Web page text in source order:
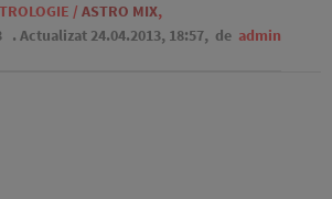
/ ASTRO MIX,
. Actualizat 24.04.2013, 18:57, de admin